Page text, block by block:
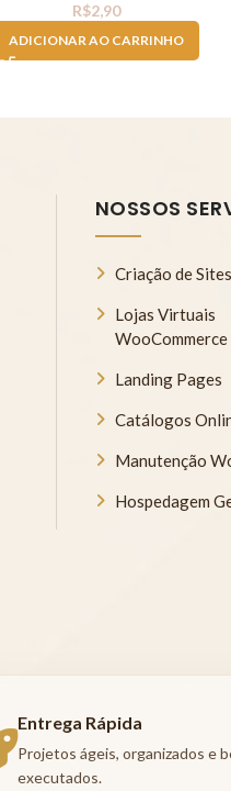
R$2,90
ADICIONAR AO CARRINHO
NOSSOS
Criação de Sites
Lojas Virtuais
WooCommerce
Landing Pages
Catálogos
Manutenção
Hospedagem
Entrega Rápida
Projetos ágeis, organizados e
executados.